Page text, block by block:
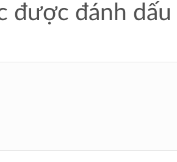
được đánh dấu